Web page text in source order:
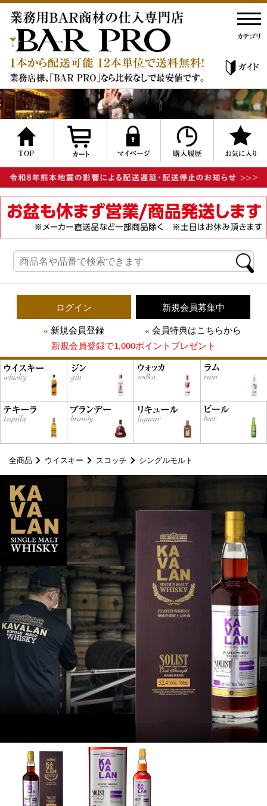
ログイン
新規会員登録
新規会員募集中
会員特典はこちらから
新規会員登録で1,000ポイントプレゼント
全商品 ウイスキー スコッチ シングルモルト